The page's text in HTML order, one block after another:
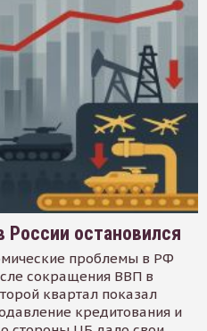
России остановился
проблемы в РФ
сокращения ВВП в
квартал показал
кредитования и